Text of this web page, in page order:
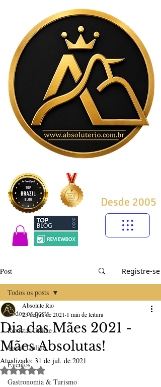
Desde 2005
Post Registre-se
Todos os posts
Revistas Online
Jornal Online
Eventos
Gastronomia & Turismo
Todos os posts
Dia das Mães 2021 -
Mães Absolutas!
Absolute Rio
23 de jul. de 2021 1 min de leitura
Atualizado: 31 de jul. de 2021
Avaliado com NaN de 5 estrelas.